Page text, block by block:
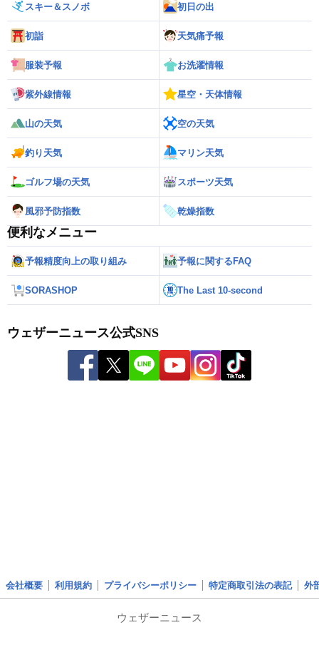
スキー＆スノボ 初日の出
初詣 天気痛予報
服装予報 お洗濯情報
紫外線情報 星空・天体情報
山の天気 空の天気
釣り天気 マリン天気
ゴルフ場の天気 スポーツ天気
風邪予防指数 乾燥指数
便利なメニュー
予報精度向上の取り組み 予報に関するFAQ
SORASHOP The Last 10-second
ウェザーニュース公式SNS
会社概要 利用規約 プライバシーポリシー 特定商取引法の表記 外
ウェザーニュース